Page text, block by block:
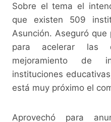
Sobre el tema el
que existen 509
Asunción. Aseguró
para acelerar las
mejoramiento de
instituciones
está muy próximo el
Aprovechó para